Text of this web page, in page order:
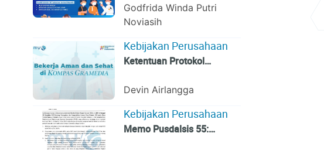
Kompas Gramedia
Godfrida Winda Putri
Noviasih
Kebijakan Perusahaan
Ketentuan Protokol
Kompas Gramedia pada
Covid-19
Devin Airlangga
Kebijakan Perusahaan
Memo Pusdalsis 55: